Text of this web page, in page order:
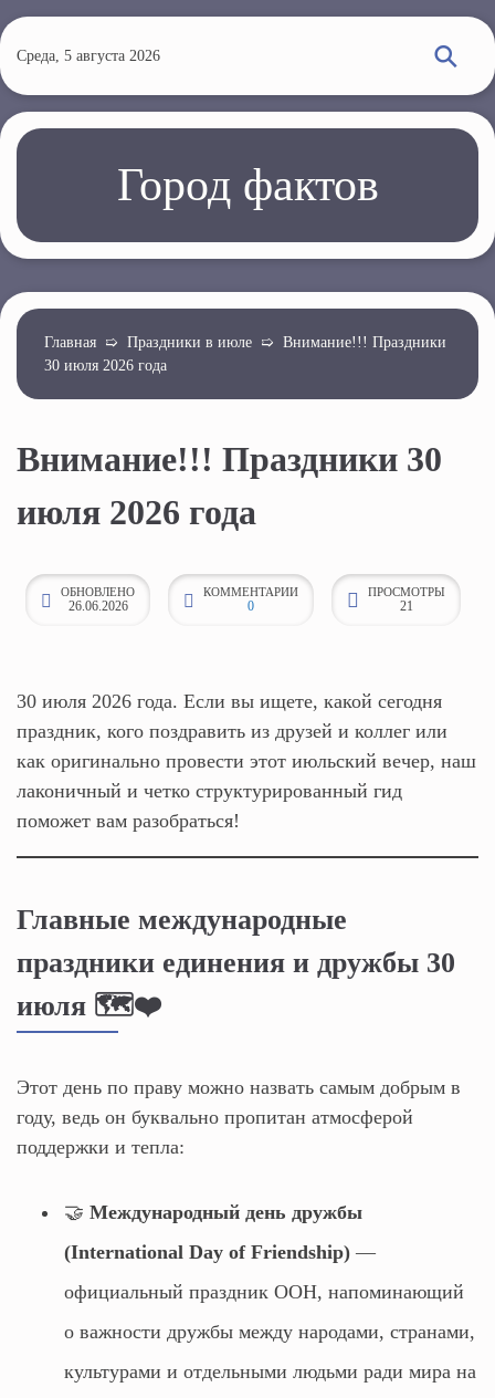
е
р
й
о
н
Среда, 5 августа 2026
Город фактов
Главная ➯ Праздники в июле ➯ Внимание!!! Праздники
30 июля 2026 года
Внимание!!! Праздники 30
июля 2026 года
ОБНОВЛЕНО
26.06.2026
КОММЕНТАРИИ
0
ПРОСМОТРЫ
21
30 июля 2026 года. Если вы ищете, какой сегодня
праздник, кого поздравить из друзей и коллег или
как оригинально провести этот июльский вечер, наш
лаконичный и четко структурированный гид
поможет вам разобраться!
Главные международные
праздники единения и дружбы 30
июля 🗺️❤️
Этот день по праву можно назвать самым добрым в
году, ведь он буквально пропитан атмосферой
поддержки и тепла:
🤝 Международный день дружбы
(International Day of Friendship) —
официальный праздник ООН, напоминающий
о важности дружбы между народами, странами,
культурами и отдельными людьми ради мира на